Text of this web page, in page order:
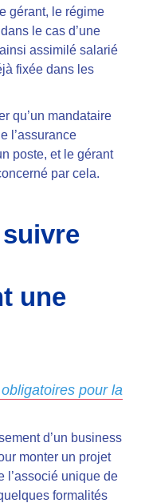
gérant, le régime
le cas d’une
assimilé salarié
fixée dans les
qu’un mandataire
l’assurance
poste, et le gérant
par cela.
une
pour la
d’un business
monter un projet
l’associé unique de
formalités